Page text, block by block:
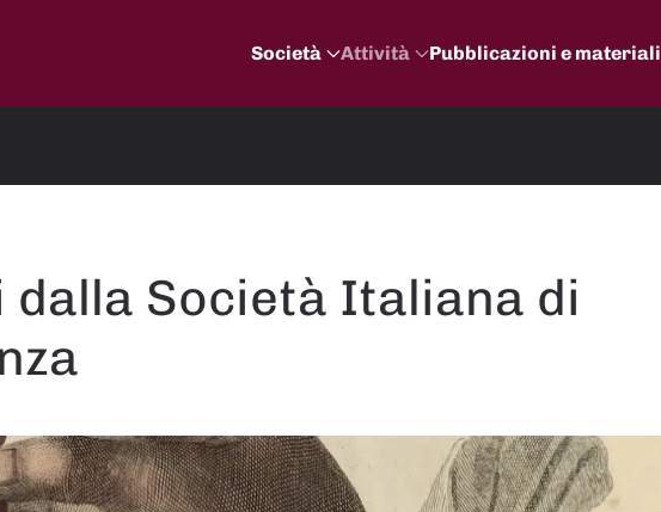
Società Attività Pubblicazioni e materiali
Società Italiana di